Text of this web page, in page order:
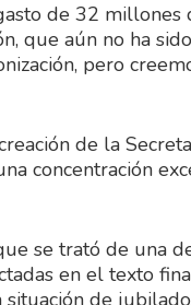
de 32 millones
que aún no ha
pero
de la
concentración
se trató de una
en el texto